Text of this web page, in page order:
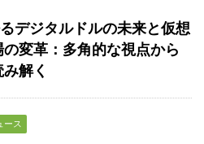
デジタルドルの未来と仮想
変革：多角的な視点から
解く
ース